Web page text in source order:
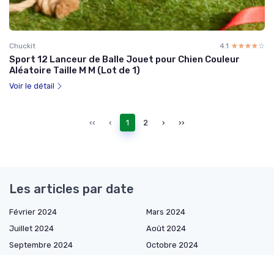
Chuckit 4.1 ☆☆☆☆☆
★★★★★
Sport 12 Lanceur de Balle Jouet pour Chien Couleur
Aléatoire Taille M M (Lot de 1)
Voir le détail
‹‹ ‹ 1 2 › ››
Les articles par date
Février 2024
Mars 2024
Juillet 2024
Août 2024
Septembre 2024
Octobre 2024